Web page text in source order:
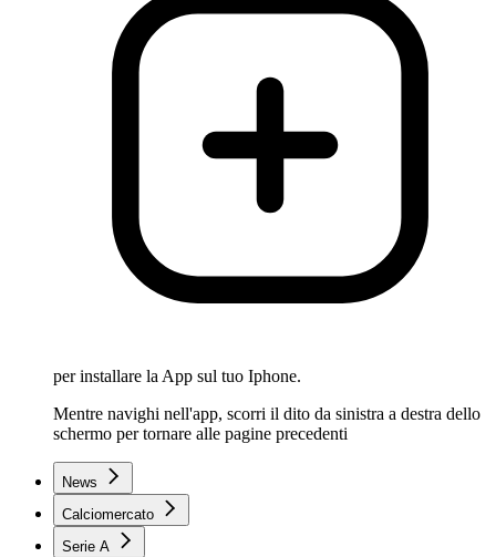
per installare la App sul tuo Iphone.
Mentre navighi nell'app, scorri il dito da sinistra a destra dello
schermo per tornare alle pagine precedenti
News
Calciomercato
Serie A